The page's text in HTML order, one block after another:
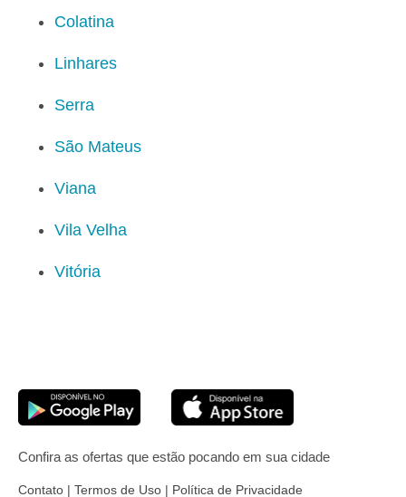
Colatina
Linhares
Serra
São Mateus
Viana
Vila Velha
Vitória
Confira as ofertas que estão pocando em sua cidade
Contato | Termos de Uso | Política de Privacidade